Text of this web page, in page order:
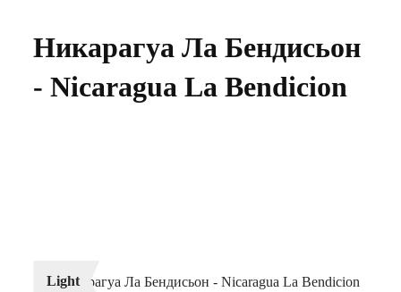
Никарагуа Ла Бендисьон
- Nicaragua La Bendicion
Light